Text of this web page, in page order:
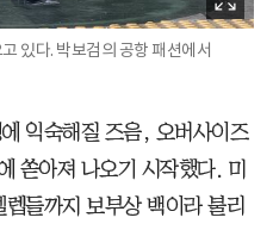
있다. 박보검의 공항 패션에서
익숙해질 즈음, 오버사이즈
쏟아져 나오기 시작했다. 미
들까지 보부상 백이라 불리